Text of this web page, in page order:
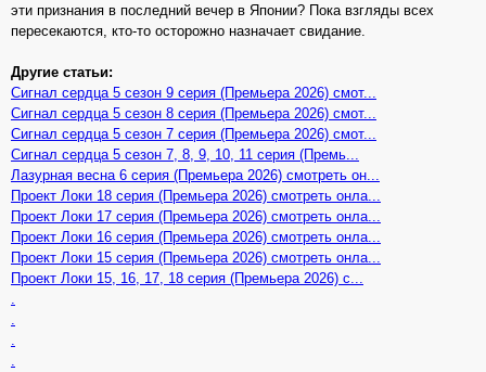
эти признания в последний вечер в Японии? Пока взгляды всех
пересекаются, кто-то осторожно назначает свидание.
Другие статьи:
Сигнал сердца 5 сезон 9 серия (Премьера 2026) смот...
Сигнал сердца 5 сезон 8 серия (Премьера 2026) смот...
Сигнал сердца 5 сезон 7 серия (Премьера 2026) смот...
Сигнал сердца 5 сезон 7, 8, 9, 10, 11 серия (Премь...
Лазурная весна 6 серия (Премьера 2026) смотреть он...
Проект Локи 18 серия (Премьера 2026) смотреть онла...
Проект Локи 17 серия (Премьера 2026) смотреть онла...
Проект Локи 16 серия (Премьера 2026) смотреть онла...
Проект Локи 15 серия (Премьера 2026) смотреть онла...
Проект Локи 15, 16, 17, 18 серия (Премьера 2026) с...